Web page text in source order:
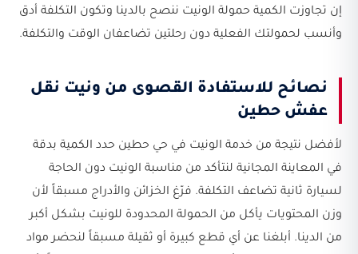
إن تجاوزت الكمية حمولة الونيت ننصح بالدينا وتكون التكلفة أدق
وأنسب لحمولتك الفعلية دون رحلتين تضاعفان الوقت والتكلفة.
نصائح للاستفادة القصوى من ونيت نقل
عفش حطين
لأفضل نتيجة من خدمة الونيت في حي حطين حدد الكمية بدقة
في المعاينة المجانية لنتأكد من مناسبة الونيت دون الحاجة
لسيارة ثانية تضاعف التكلفة. فرّغ الخزائن والأدراج مسبقاً لأن
وزن المحتويات يأكل من الحمولة المحدودة للونيت بشكل أكبر
من الدينا. أبلغنا عن أي قطع كبيرة أو ثقيلة مسبقاً لنحضر مواد